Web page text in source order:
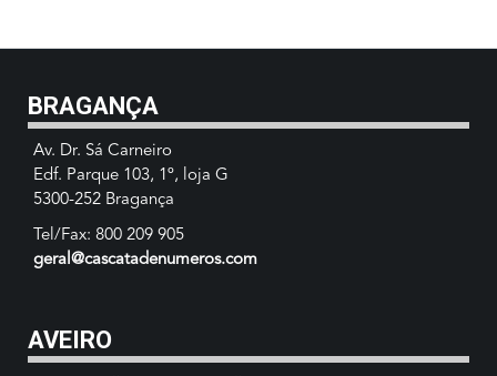
BRAGANÇA
Av. Dr. Sá Carneiro
Edf. Parque 103, 1º, loja G
5300-252 Bragança
Tel/Fax: 800 209 905
geral@cascatadenumeros.com
AVEIRO